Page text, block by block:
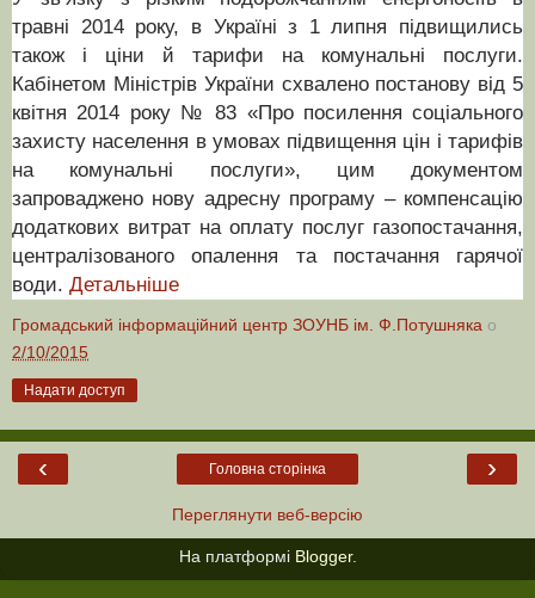
травні 2014 року, в Україні з 1 липня підвищились
також і ціни й тарифи на комунальні послуги.
Кабінетом Міністрів України схвалено постанову від 5
квітня 2014 року № 83 «Про посилення соціального
захисту населення в умовах підвищення цін і тарифів
на комунальні послуги», цим документом
запроваджено нову адресну програму – компенсацію
додаткових витрат на оплату послуг газопостачання,
централізованого опалення та постачання гарячої
води. Детальніше
Громадський інформаційний центр ЗОУНБ ім. Ф.Потушняка о
2/10/2015
Надати доступ
‹ ›
Головна сторінка
Переглянути веб-версію
На платформі Blogger.